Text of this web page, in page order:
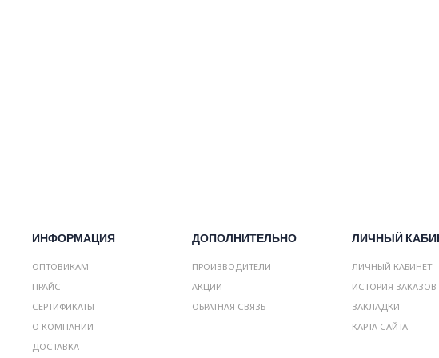
ИНФОРМАЦИЯ
ОПТОВИКАМ
ПРАЙС
СЕРТИФИКАТЫ
О КОМПАНИИ
ДОСТАВКА
ДОПОЛНИТЕЛЬНО
ПРОИЗВОДИТЕЛИ
АКЦИИ
ОБРАТНАЯ СВЯЗЬ
ЛИЧНЫЙ
ЛИЧНЫЙ КАБИНЕТ
ИСТОРИЯ ЗАКАЗОВ
ЗАКЛАДКИ
КАРТА САЙТА